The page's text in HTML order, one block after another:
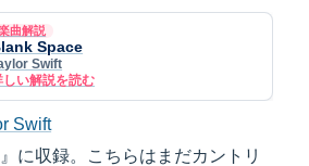
曲解説
Space
Swift
しい解説を読む
Swift
に収録。こちらはまだカントリ